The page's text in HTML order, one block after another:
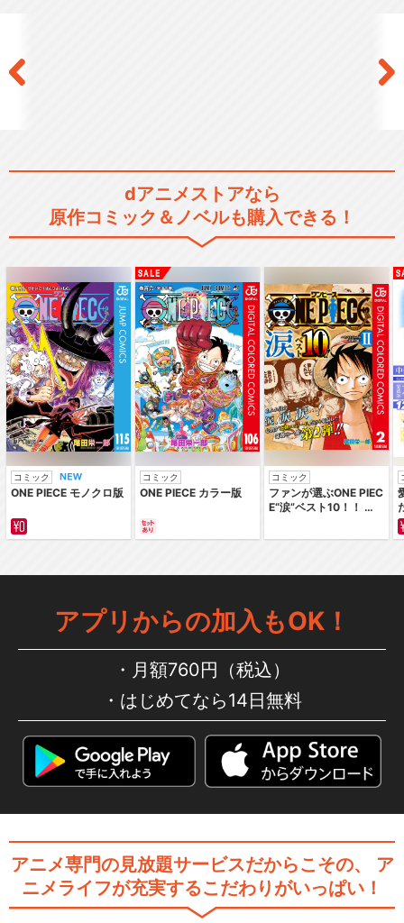
ー」ディレクターズ・カ…
配信版
閉じる
dアニメストアなら
原作コミック＆ノベルも購入できる！
コミック
ONE PIECE モノクロ版
コミック
ONE PIECE カラー版
コミック
ファンが選ぶONE PIEC
E“涙”ベスト10！！ ～
編～ カラー版
アプリからの加入もOK！
月額760円（税込）
はじめてなら14日無料
アニメ専門の見放題サービスだからこその、
ア
ニメライフが充実するこだわりがいっぱい！